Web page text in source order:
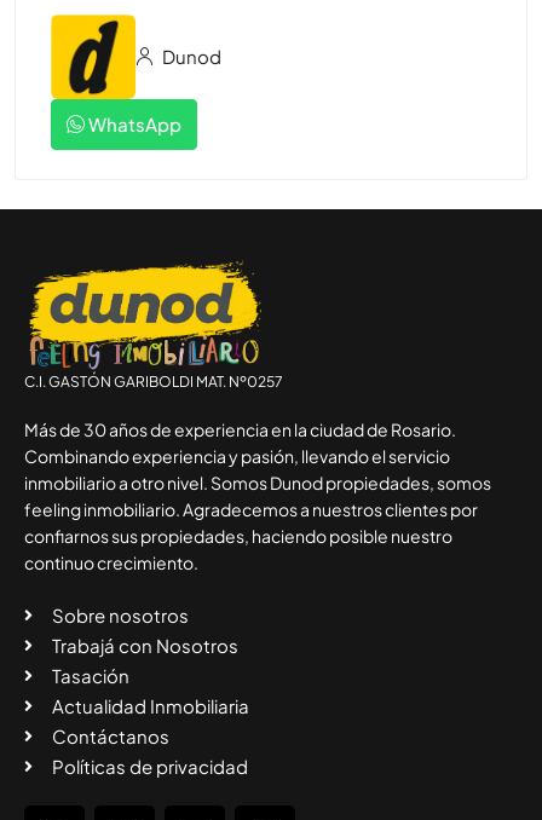
Dunod
WhatsApp
C.I. GASTÓN GARIBOLDI MAT. Nº0257
Más de 30 años de experiencia en la ciudad de Rosario.
Combinando experiencia y pasión, llevando el servicio
inmobiliario a otro nivel. Somos Dunod propiedades, somos
feeling inmobiliario. Agradecemos a nuestros clientes por
confiarnos sus propiedades, haciendo posible nuestro
continuo crecimiento.
Sobre nosotros
Trabajá con Nosotros
Tasación
Actualidad Inmobiliaria
Contáctanos
Políticas de privacidad